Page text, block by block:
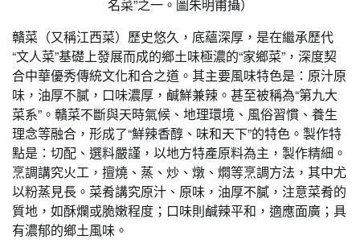
名菜”之一。圖朱明甫攝）
贛菜（又稱江西菜）歷史悠久，底蘊深厚，是在繼承歷代
“文人菜”基礎上發展而成的鄉土味極濃的“家鄉菜”，深度契
合中華優秀傳統文化和合之道。其主要風味特色是：原汁原
味，油厚不膩，口味濃厚，鹹鮮兼辣。甚至被稱為“第九大
菜系”。贛菜不斷與天時氣候、地理環境、風俗習慣、養生
理念等融合，形成了“鮮辣香醇、味和天下”的特色。製作特
點是：切配、選料嚴謹，以地方特產原料為主，製作精細。
烹調講究火工，擅燒、蒸、炒、燉、燜等烹調方法，其中尤
以粉蒸見長。菜肴講究原汁、原味，油厚不膩，注意菜肴的
質地，如酥爛或脆嫩程度；口味則鹹辣平和，適應面廣；具
有濃郁的鄉土風味。